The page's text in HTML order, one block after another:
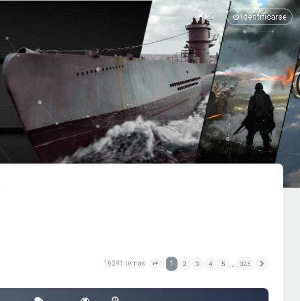
Identificarse
16241 temas Página 1de 325
1 2 3 4 5 325